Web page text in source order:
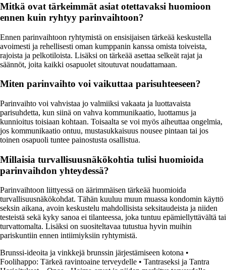
Mitkä ovat tärkeimmät asiat otettavaksi huomioon
ennen kuin ryhtyy parinvaihtoon?
Ennen parinvaihtoon ryhtymistä on ensisijaisen tärkeää keskustella
avoimesti ja rehellisesti oman kumppanin kanssa omista toiveista,
rajoista ja pelkotiloista. Lisäksi on tärkeää asettaa selkeät rajat ja
säännöt, joita kaikki osapuolet sitoutuvat noudattamaan.
Miten parinvaihto voi vaikuttaa parisuhteeseen?
Parinvaihto voi vahvistaa jo valmiiksi vakaata ja luottavaista
parisuhdetta, kun siinä on vahva kommunikaatio, luottamus ja
kunnioitus toisiaan kohtaan. Toisaalta se voi myös aiheuttaa ongelmia,
jos kommunikaatio ontuu, mustasukkaisuus nousee pintaan tai jos
toinen osapuoli tuntee painostusta osallistua.
Millaisia turvallisuusnäkökohtia tulisi huomioida
parinvaihdon yhteydessä?
Parinvaihtoon liittyessä on äärimmäisen tärkeää huomioida
turvallisuusnäkökohdat. Tähän kuuluu muun muassa kondomin käyttö
seksin aikana, avoin keskustelu mahdollisista seksitaudeista ja niiden
testeistä sekä kyky sanoa ei tilanteessa, joka tuntuu epämiellyttävältä tai
turvattomalta. Lisäksi on suositeltavaa tutustua hyvin muihin
pariskuntiin ennen intiimiyksiin ryhtymistä.
Brunssi-ideoita ja vinkkejä brunssin järjestämiseen kotona •
Foolihappo: Tärkeä ravintoaine terveydelle • Tantraseksi ja Tantra